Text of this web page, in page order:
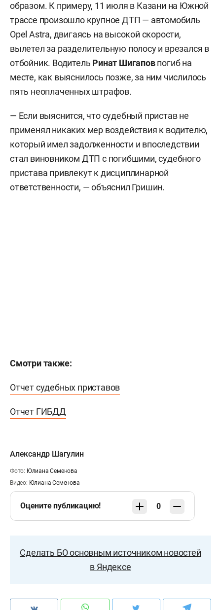
образом. К примеру, 11 июля в Казани на Южной
трассе произошло крупное ДТП — автомобиль
Opel Astra, двигаясь на высокой скорости,
вылетел за разделительную полосу и врезался в
отбойник. Водитель Ринат Шигаповпогиб на
месте, как выяснилось позже, за ним числилось
пять неоплаченных штрафов.
— Если выяснится, что судебный пристав не
применял никаких мер воздействия к водителю,
который имел задолженности и впоследствии
стал виновником ДТП с погибшими, судебного
пристава привлекут к дисциплинарной
ответственности, — объяснил Гришин.
Смотри также:
Отчет судебных приставов
Отчет ГИБДД
Александр Шагулин
Фото: Юлиана Семенова
Видео: Юлиана Семенова
Оцените публикацию! 0
Сделать БО основным источником новостей
в Яндексе